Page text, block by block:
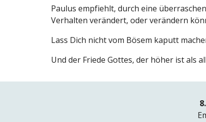
Paulus empfiehlt, durch eine
Verhalten verändert, oder verändern
Lass Dich nicht vom Bösem kaputt
Und der Friede Gottes, der höher ist als